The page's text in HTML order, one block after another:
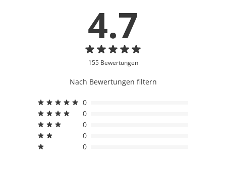
4.7
155 Bewertungen
Nach Bewertungen filtern
0
0
0
0
0